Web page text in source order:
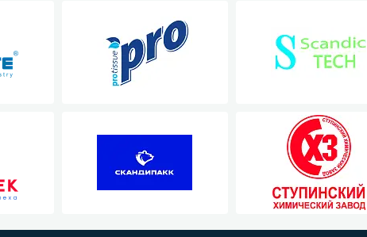
Средства для очистки металлических
Средства для послестроительной уборки
Стекла и зеркала Мебель и оргтехника
Автохимия Личная гигиена